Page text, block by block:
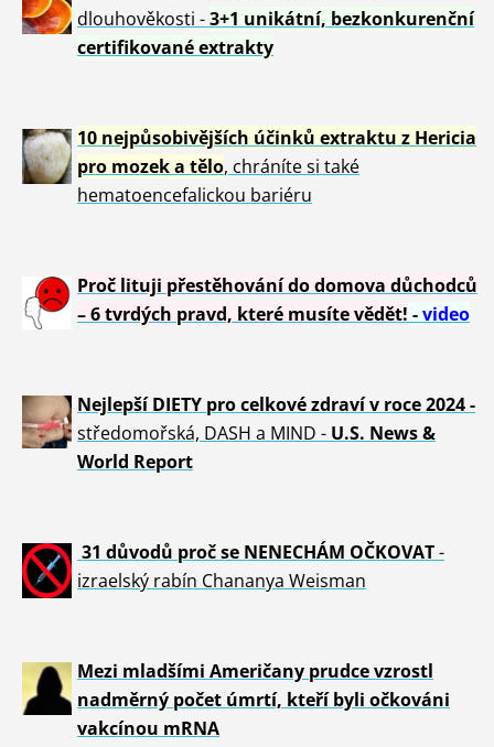
dlouhověkosti -3+1 unikátní, bezkonkurenční
certifikované extrakty
10 nejpůsobivějších účinků extraktu z Hericia
pro mozek a tělo, chráníte si také
hematoencefalickou bariéru
Proč lituji přestěhování do domova důchodců
– 6 tvrdých pravd, které musíte vědět! -video
Nejlepší DIETY pro celkové zdraví v roce 2024 -
středomořská, DASH a MIND - U.S. News &
World Report
31 důvodů proč se NENECHÁM OČKOVAT-
izraelský rabín Chananya Weisman
Mezi mladšími Američany prudce vzrostl
nadměrný počet úmrtí, kteří byli očkováni
vakcínou mRNA